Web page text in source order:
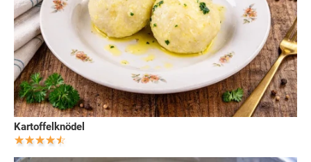
Kartoffelknödel